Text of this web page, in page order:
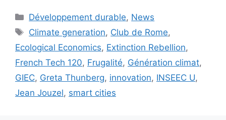
Catégories
Développement durable, News
Étiquettes
Climate generation, Club de Rome,
Ecological Economics, Extinction Rebellion,
French Tech 120, Frugalité, Génération climat,
GIEC, Greta Thunberg, innovation, INSEEC U,
Jean Jouzel, smart cities